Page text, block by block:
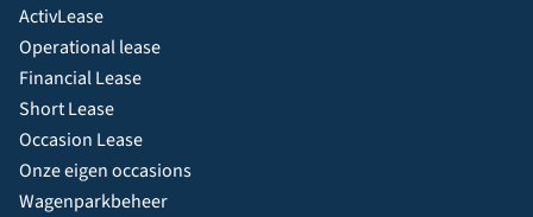
ActivLease
Operational lease
Financial Lease
Short Lease
Occasion Lease
Onze eigen occasions
Wagenparkbeheer